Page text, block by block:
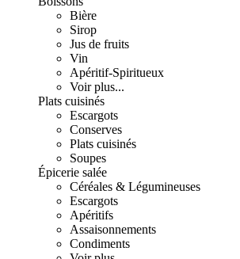
Bière
Sirop
Jus de fruits
Vin
Apéritif-Spiritueux
Voir plus...
Plats cuisinés
Escargots
Conserves
Plats cuisinés
Soupes
Épicerie salée
Céréales & Légumineuses
Escargots
Apéritifs
Assaisonnements
Condiments